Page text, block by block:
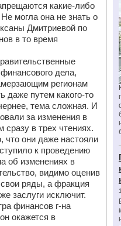
какие-либо
могла она не знать о
Дмитриевой по
в то время
дела,
регионам
даже путем какого-то
тема сложная. И
за изменения в
в трех чтениях.
что они даже настояли
к проведению
об изменениях в
видимо оценив
ряды, а фракция
заслуги исключит.
финансов г-на
окажется в